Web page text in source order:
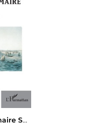
Comme Grammaire Sans I : L'appel Du Nom